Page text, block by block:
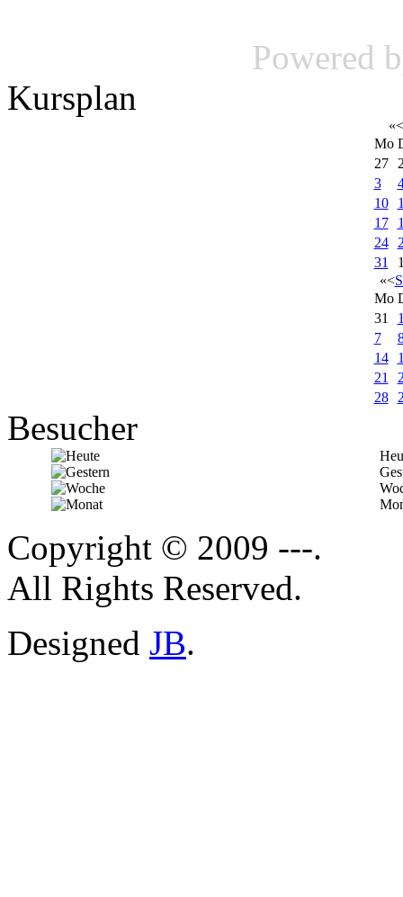
Powered
Kursplan
«<
Mo
27
3
10
17
24
31
«<
Mo
31
7
14
21
28
Besucher
Copyright © 2009 ---.
All Rights Reserved.
Designed JB.